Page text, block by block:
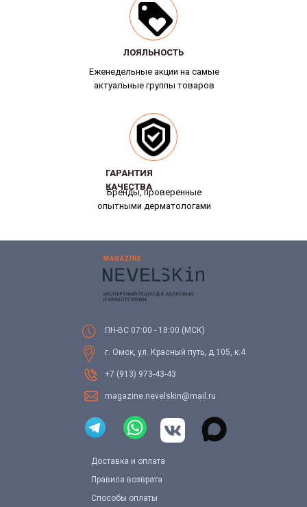
Еженедельные акции на самые
актуальные группы товаров
ЛОЯЛЬНОСТЬ
ЛОЯЛЬНОСТЬ
Бренды, проверенные
опытными дерматологами
ГАРАНТИЯ
КАЧЕСТВА
ГАРАНТИЯ
КАЧЕСТВА
г. Омск, ул. Красный путь, д.105, к.4
+7 (913) 973-43-43
magazine.nevelskin@mail.ru
Способы оплаты
Доставка и оплата
Правила возврата
ПН-ВС 07:00 - 18:00 (МСК)